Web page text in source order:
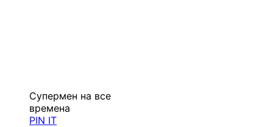
Супермен на все
времена
PIN IT